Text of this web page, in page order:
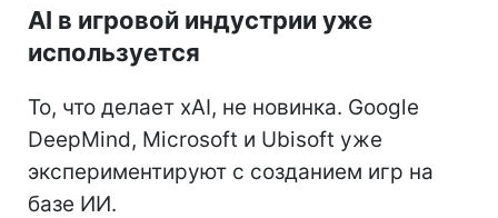
AI в игровой индустрии уже
используется
То, что делает xAI, не новинка. Google
DeepMind, Microsoft и Ubisoft уже
экспериментируют с созданием игр на
базе ИИ.